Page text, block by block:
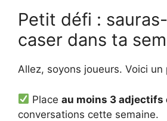
Petit défi :
caser dans ta
Allez, soyons joueurs. Voici
Placeau moins 3 adjectifs
conversations cette semaine.